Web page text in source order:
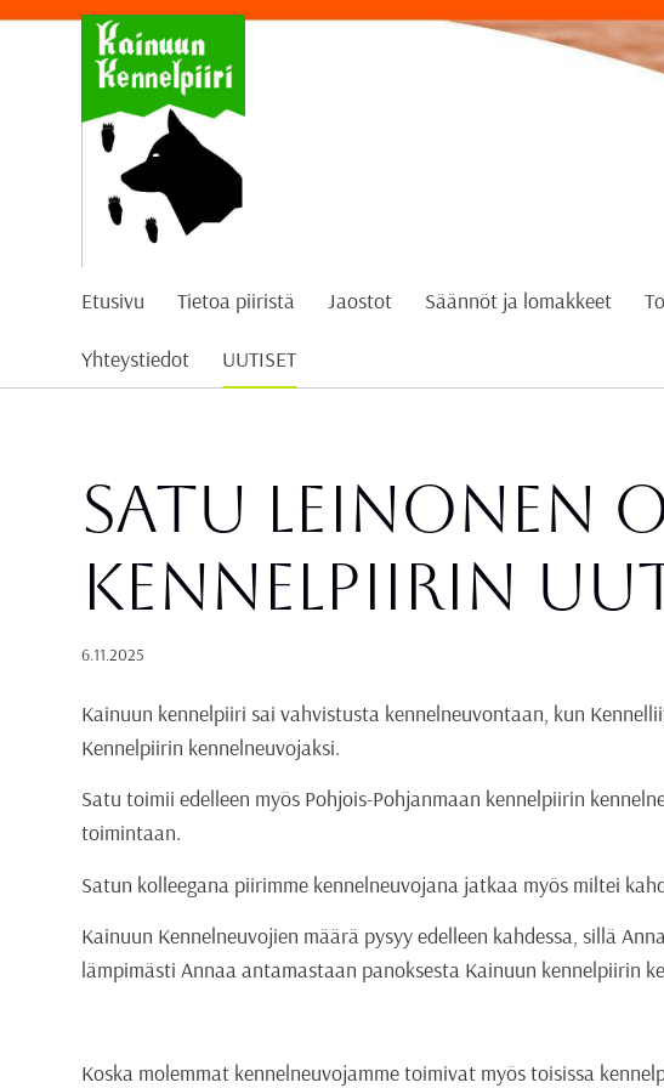
Siirry
Kainuun Kennelpiiri ry
Etusivu Tietoa piiristä Jaostot Säännöt ja lomakkeet
Yhteystiedot UUTISET
Satu
Kennelpiirin
6.11.2025
Kainuun kennelpiiri sai vahvistusta kennelneuvontaan, kun
Kennelpiirin kennelneuvojaksi.
Satu toimii edelleen myös Pohjois-Pohjanmaan kennelpiirin
toimintaan.
Satun kolleegana piirimme kennelneuvojana jatkaa myös miltei
Kainuun Kennelneuvojien määrä pysyy edelleen kahdessa, sillä
lämpimästi Annaa antamastaan panoksesta Kainuun kennelpiirin
Koska molemmat kennelneuvojamme toimivat myös toisissa